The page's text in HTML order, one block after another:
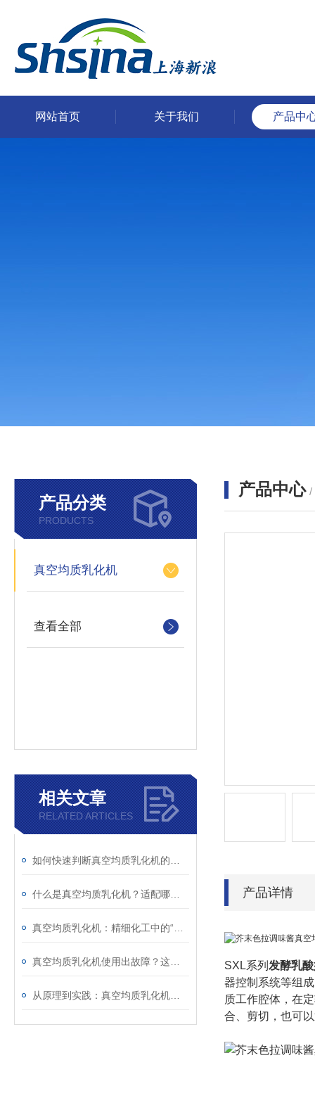
网站首页 关于我们 产品中
产品分类
PRODUCTS
真空均质乳化机
查看全部
相关文章
RELATED ARTICLES
产品中心 /
产品详情
SXL系列 发酵乳
器控制系统等组
质工作腔体，在
合、剪切，也可